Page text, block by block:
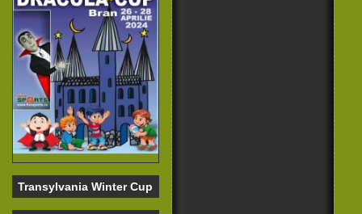
Transylvania Winter Cup